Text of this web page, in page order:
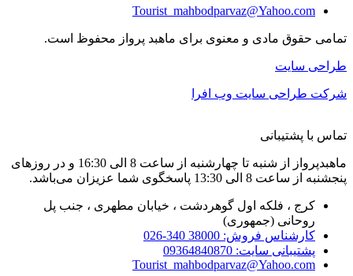
Tourist_mahbodparvaz@Yahoo.com
تمامی حقوق مادی و معنوی برای ماهبد پرواز محفوظ است.
طراحی سایت
شرکت طراحی سایت وب افرا
تماس با پشتیبانی
ماهبدپرواز از شنبه تا چهارشنبه از ساعت 8 الی 16:30 و در روزهای
پنجشنبه از ساعت 8 الی 13:30 پاسخگوی شما عزیزان می‌باشد.
کرج ، فلکه اول گوهردشت ، خیابان مطهری ، جنب پل
روحانی (جمهوری)
کارشناس فروش: 38000 340-026
پشتیبانی سایت: 09364840870
Tourist_mahbodparvaz@Yahoo.com